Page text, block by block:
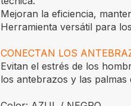
Mejoran la eficiencia,
Herramienta versátil para
CONECTAN LOS
Evitan el estrés de los
los antebrazos y las palmas